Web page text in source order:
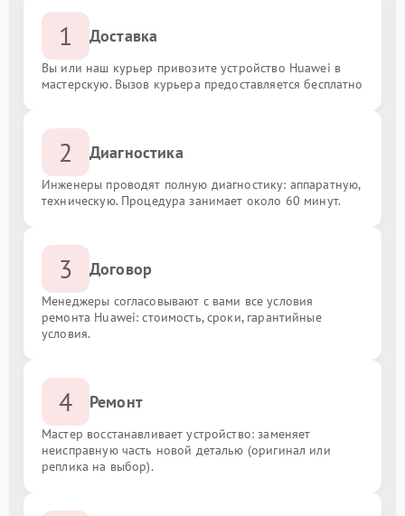
1 Доставка
Вы или наш курьер привозите устройство Huawei в
мастерскую. Вызов курьера предоставляется бесплатно
2 Диагностика
Инженеры проводят полную диагностику: аппаратную,
техническую. Процедура занимает около 60 минут.
3 Договор
Менеджеры согласовывают с вами все условия
ремонта Huawei: стоимость, сроки, гарантийные
условия.
4 Ремонт
Мастер восстанавливает устройство: заменяет
неисправную часть новой деталью (оригинал или
реплика на выбор).